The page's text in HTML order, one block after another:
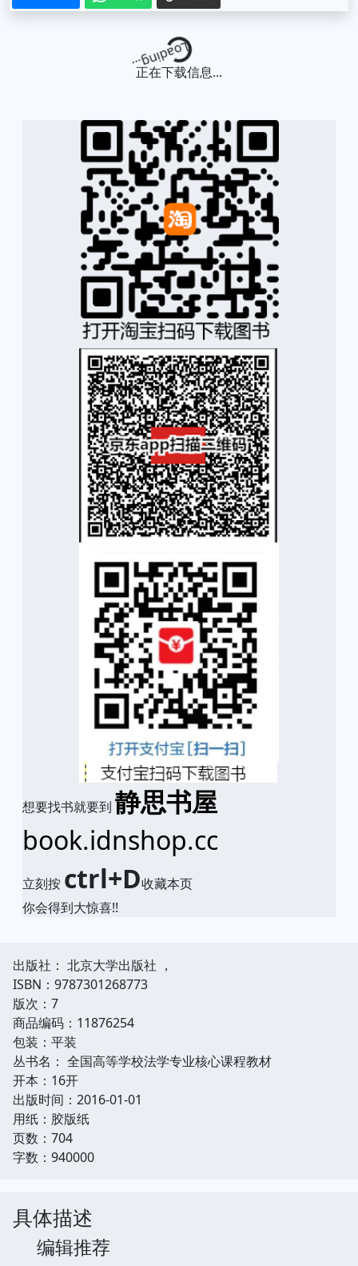
Loading...
正在下载信息...
想要找书就要到 静思书屋
book.idnshop.cc
立刻按 ctrl+D收藏本页
你会得到大惊喜!!
出版社： 北京大学出版社 ，
ISBN：9787301268773
版次：7
商品编码：11876254
包装：平装
丛书名： 全国高等学校法学专业核心课程教材
开本：16开
出版时间：2016-01-01
用纸：胶版纸
页数：704
字数：940000
具体描述
编辑推荐